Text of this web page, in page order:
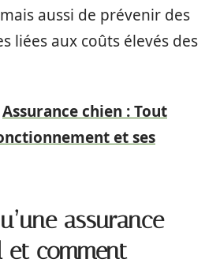
aussi de prévenir des
liées aux coûts élevés des
Assurance chien : Tout
et ses
assurance
et comment